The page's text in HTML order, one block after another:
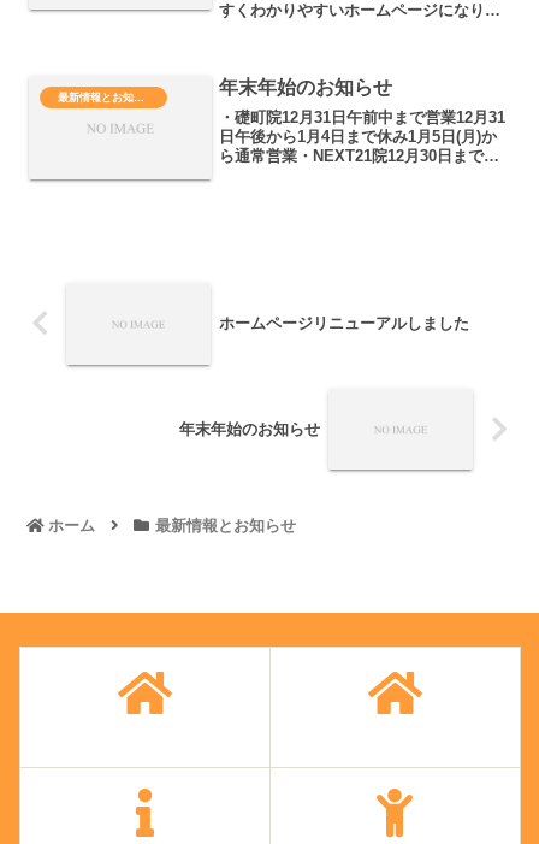
すくわかりやすいホームページになりま
最新情報とお知らせ 年末年始のお知らせ
・礎町院12月31日午前中まで営業12月31
日午後から1月4日まで休み1月5日(月)か
ら通常営業・NEXT21院12月30日まで営
ホームページリニューアルしました
年末年始のお知らせ
ホーム 最新情報とお知らせ